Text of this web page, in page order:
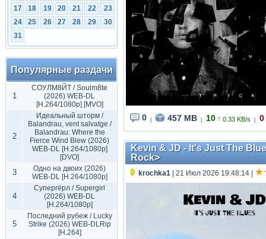
17
18 19 20 21 22
23
24
25 26 27 28 29
30
31
Популярные раздачи
1
СОУЛМ8ЙТ / Soulm8te
(2026) WEB-DL
[H.264/1080p] [MVO]
2
Идеальный шторм /
Balandrau, vent salvatge /
Balandrau: Where the
Fierce Wind Blew (2026)
WEB-DL [H.264/1080p]
[DVO]
3
Одно на двоих (2026)
WEB-DL [H.264/1080p]
4
Супергёрл / Supergirl
(2026) WEB-DL
[H.264/1080p]
5
Последний рубеж / Lucky
Strike (2026) WEB-DLRip
[H.264]
0 457 MB 10 ↑ 0.33 KB/s 0
Kevin & JD - It's Just The
Rock>
krochka1 | 21 Июл 2026 19:48:14